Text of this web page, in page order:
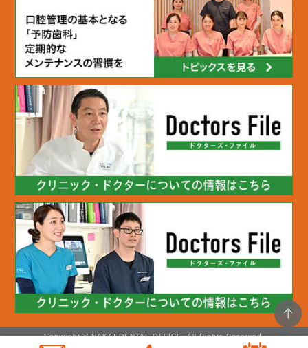
Copyright © NAKAI DENTAL OFFICE. All Rights Reserved.